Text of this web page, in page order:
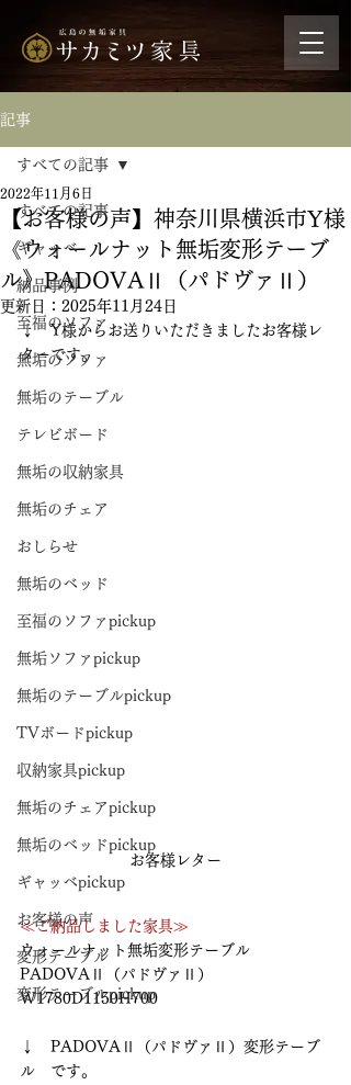
記事
すべての記事
ギャッベ
納品事例
至福のソファ
無垢のソファ
無垢のテーブル
テレビボード
無垢の収納家具
無垢のチェア
おしらせ
無垢のベッド
至福のソファpickup
無垢ソファpickup
無垢のテーブルpickup
TVボードpickup
収納家具pickup
無垢のチェアpickup
無垢のベッドpickup
ギャッベpickup
お客様の声
変形テーブル
変形テーブルpickup
すべての記事
【お客様の声】神奈川県横浜市Y様
《ウォールナット無垢変形テーブ
ル》PADOVAⅡ（パドヴァⅡ）
2022年11月6日
更新日： 2025年11月24日
↓　Y様からお送りいただきましたお客様レ
ターです。
お客様レター
≪ご納品しました家具≫
ウォールナット無垢変形テーブル
PADOVAⅡ（パドヴァⅡ）
W1780D1150H700
↓　PADOVAⅡ（パドヴァⅡ）変形テーブ
ル　です。